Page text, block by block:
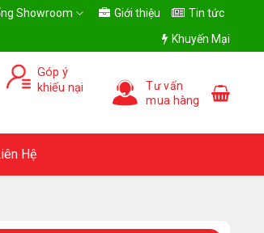
Yên)- Giờ làm việc Thứ 2 - Chủ Nhật (7h30 - 18h30)
Showroom Giới thiệu
Tin tức
Khuyến Mại
Góp ý
khiếu nại
Tư vấn
mua hàng
Hệ